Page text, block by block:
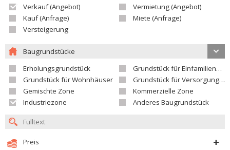
Verkauf (Angebot)
Vermietung (Angebot)
Kauf (Anfrage)
Miete (Anfrage)
Versteigerung
Baugrundstücke
Erholungsgrundstück
Grundstück für Einfamilienhäuser
Grundstück für Wohnhäuser
Grundstück für Versorgungseinrichtungen
Gemischte Zone
Kommerzielle Zone
Industriezone
Anderes Baugrundstück
Preis